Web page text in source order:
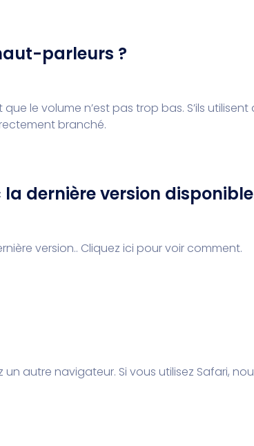
parleurs ?
le volume n’est pas trop bas. S’ils
branché.
dernière version
version.. Cliquez ici pour voir comment.
autre navigateur. Si vous utilisez Safari,